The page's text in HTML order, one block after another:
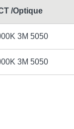
/Optique
3M 5050
3M 5050